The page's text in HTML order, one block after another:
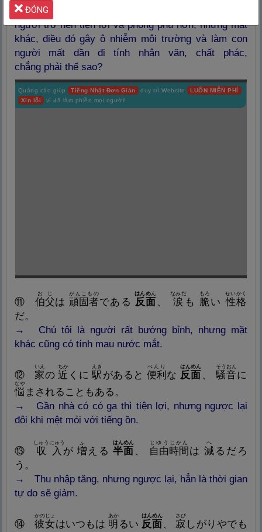
→Sự phát triển của khoa học giúp cuộc sống con
người trở nên tiện lợi và phong phú hơn, nhưng mặt
khác, điều đógây ônhiễm môi trườngvàlàm con
người mất dần đi tính nhân văn, chấtphác,
chẳngphải thếsao?
Quảng cáo giúp Tiếng Nhật Đơn Giản duy trì Website LUÔN MIỄN PHÍ
Xin lỗi
vì đã làm phiền mọi người!
⑪ 伯父
おじ
は 頑
Nghĩa: Bướng bỉnh, ngoan cố,
dại dột
固
Nghĩa: Cứng rắn, vững chắc,
kín đáo
者
がんこもの
である 反面
はんめん
、 涙
なみだ
も 脆
Nghĩa: Tục dùng như chữ
もろ
い 性格
Nghĩa: Cách thức, quy cách,
せいかく
だ。
→ Chú tôi là người rất bướng bỉnh, nhưng mặt
khác cũng có tính mau nước mắt.
⑫ 家
Nghĩa: Ngôi nhà
いえ
の 近
ちか
くに 駅
えき
があると 便利
Nghĩa: Nhanh nhẩu, lợi ích,
べんり
な 反面
はんめん
、 騒音
そうおん
に
悩
なや
まされることもある。
→ Gần nhà có có ga thì tiện lợi, nhưng ngược lại
đôi khi mệt mỏi với tiếng ồn.
⑬ 収 入
しゅうにゅう
が 増
ふ
える 半面
はんめん
、 自 由
Nghĩa: Nguyên do, nguyên
時間
Nghĩa: Khoảng, ở giữa, bên
じゆうじかん
は 減
へ
るだろ
う 。
→ Thu nhậptăng, nhưng ngược lại, hẳn làthời gian
tựdo sẽgiảm.
⑭ 彼女
かのじょ
はいつもは 明
あか
るい 反面
はんめん
、 寂
さび
しがりやでも
ĐÓNG